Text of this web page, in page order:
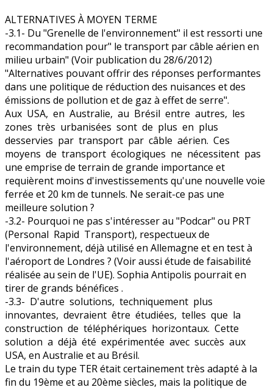
ALTERNATIVES À MOYEN TERME
-3.1- Du "Grenelle de l'environnement" il est ressorti une
recommandation pour" le transport par câble aérien en
milieu urbain" (Voir publication du 28/6/2012)
"Alternatives pouvant offrir des réponses performantes
dans une politique de réduction des nuisances et des
émissions de pollution et de gaz à effet de serre".
Aux USA, en Australie, au Brésil entre autres, les
zones très urbanisées sont de plus en plus
desservies par transport par câble aérien. Ces
moyens de transport écologiques ne nécessitent pas
une emprise de terrain de grande importance et
requièrent moins d'investissements qu'une nouvelle voie
ferrée et 20 km de tunnels. Ne serait-ce pas une
meilleure solution ?
-3.2- Pourquoi ne pas s'intéresser au "Podcar" ou PRT
(Personal Rapid Transport), respectueux de
l'environnement, déjà utilisé en Allemagne et en test à
l'aéroport de Londres ? (Voir aussi étude de faisabilité
réalisée au sein de l'UE). Sophia Antipolis pourrait en
tirer de grands bénéfices .
-3.3- D'autre solutions, techniquement plus
innovantes, devraient être étudiées, telles que la
construction de téléphériques horizontaux. Cette
solution a déjà été expérimentée avec succès aux
USA, en Australie et au Brésil.
Le train du type TER était certainement très adapté à la
fin du 19ème et au 20ème siècles, mais la politique de